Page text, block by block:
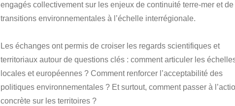
engagés collectivement sur les enjeux de continuité terre-mer et de
transitions environnementales à l’échelle interrégionale.
Les échanges ont permis de croiser les regards scientifiques et
territoriaux autour de questions clés : comment articuler les
locales et européennes ? Comment renforcer l’acceptabilité des
politiques environnementales ? Et surtout, comment passer à
concrète sur les territoires ?